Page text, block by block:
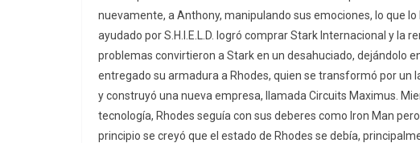
nuevamente, a Anthony, manipulando sus emociones, lo que
ayudado por S.H.I.E.L.D. logró comprar Stark Internacional y la
problemas convirtieron a Stark en un desahuciado, dejándolo
entregado su armadura a Rhodes, quien se transformó por un
y construyó una nueva empresa, llamada Circuits Maximus.
tecnología, Rhodes seguía con sus deberes como Iron Man
principio se creyó que el estado de Rhodes se debía,